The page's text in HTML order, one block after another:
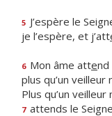
5 J’espère le
je l’espère, et j’att
6 Mon âme attend
plus qu’un veilleur
Plus qu’un veilleur
7 attends le Seigne